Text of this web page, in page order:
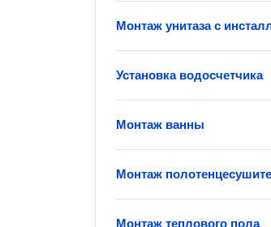
Монтаж унитаза с
Установка водосчетчика
Монтаж ванны
Монтаж
Монтаж теплового пола